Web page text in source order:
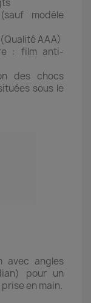
modèle
AAA)
: film anti-
des chocs
sous le
avec angles
pour un
en main.